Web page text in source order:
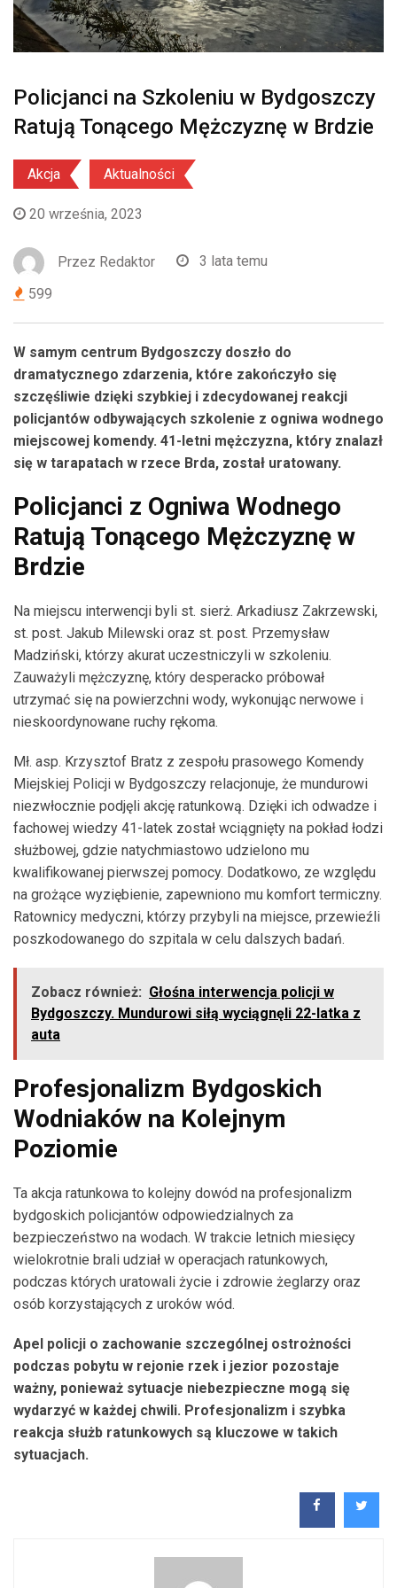
Policjanci na Szkoleniu w Bydgoszczy
Ratują Tonącego Mężczyznę w Brdzie
Akcja Aktualności
20 września, 2023
Przez Redaktor
3 lata temu
599
W samym centrum Bydgoszczy doszło do
dramatycznego zdarzenia, które zakończyło się
szczęśliwie dzięki szybkiej i zdecydowanej reakcji
policjantów odbywających szkolenie z ogniwa wodnego
miejscowej komendy. 41-letni mężczyzna, który znalazł
się w tarapatach w rzece Brda, został uratowany.
Policjanci z Ogniwa Wodnego
Ratują Tonącego Mężczyznę w
Brdzie
Na miejscu interwencji byli st. sierż. Arkadiusz Zakrzewski,
st. post. Jakub Milewski oraz st. post. Przemysław
Madziński, którzy akurat uczestniczyli w szkoleniu.
Zauważyli mężczyznę, który desperacko próbował
utrzymać się na powierzchni wody, wykonując nerwowe i
nieskoordynowane ruchy rękoma.
Mł. asp. Krzysztof Bratz z zespołu prasowego Komendy
Miejskiej Policji w Bydgoszczy relacjonuje, że mundurowi
niezwłocznie podjęli akcję ratunkową. Dzięki ich odwadze i
fachowej wiedzy 41-latek został wciągnięty na pokład łodzi
służbowej, gdzie natychmiastowo udzielono mu
kwalifikowanej pierwszej pomocy. Dodatkowo, ze względu
na grożące wyziębienie, zapewniono mu komfort termiczny.
Ratownicy medyczni, którzy przybyli na miejsce, przewieźli
poszkodowanego do szpitala w celu dalszych badań.
Zobacz również: Głośna interwencja policji w
Bydgoszczy. Mundurowi siłą wyciągnęli 22-latka z
auta
Profesjonalizm Bydgoskich
Wodniaków na Kolejnym
Poziomie
Ta akcja ratunkowa to kolejny dowód na profesjonalizm
bydgoskich policjantów odpowiedzialnych za
bezpieczeństwo na wodach. W trakcie letnich miesięcy
wielokrotnie brali udział w operacjach ratunkowych,
podczas których uratowali życie i zdrowie żeglarzy oraz
osób korzystających z uroków wód.
Apel policji o zachowanie szczególnej ostrożności
podczas pobytu w rejonie rzek i jezior pozostaje
ważny, ponieważ sytuacje niebezpieczne mogą się
wydarzyć w każdej chwili. Profesjonalizm i szybka
reakcja służb ratunkowych są kluczowe w takich
sytuacjach.